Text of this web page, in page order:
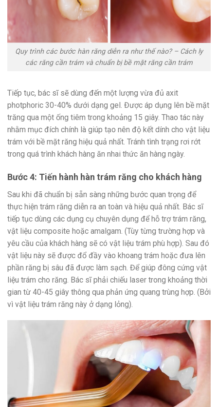
Quy trình các bước hàn răng diễn ra như thế nào? – Cách ly
các răng cần trám và chuẩn bị bề mặt răng cần trám
Tiếp tục, bác sĩ sẽ dùng đến một lượng vừa đủ axit
photphoric 30-40% dưới dạng gel. Được áp dụng lên bề mặt
trăng qua một ống tiêm trong khoảng 15 giây. Thao tác này
nhằm mục đích chính là giúp tạo nên độ kết dính cho vật liệu
trám với bề mặt răng hiệu quả nhất. Tránh tình trạng rơi rớt
trong quá trình khách hàng ăn nhai thức ăn hàng ngày.
Bước 4: Tiến hành hàn trám răng cho khách hàng
Sau khi đã chuẩn bị sẵn sàng những bước quan trọng để
thực hiện trám răng diễn ra an toàn và hiệu quả nhất. Bác sĩ
tiếp tục dùng các dụng cụ chuyên dụng để hỗ trợ trám răng,
vật liệu composite hoặc amalgam. (Tùy từng trường hợp và
yêu cầu của khách hàng sẽ có vật liệu trám phù hợp). Sau đó
vật liệu này sẽ được đổ đầy vào khoang trám hoặc đưa lên
phần răng bị sâu đã được làm sạch. Để giúp đông cứng vật
liệu trám cho răng. Bác sĩ phải chiếu laser trong khoảng thời
gian từ 40-45 giây thông qua phản ứng quang trùng hợp. (Bởi
vì vật liệu trám răng này ở dạng lỏng).